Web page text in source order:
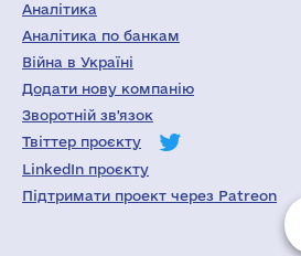
Аналітика
Аналітика по банкам
Війна в Україні
Додати нову компанію
Зворотній зв'язок
Твіттер проєкту
LinkedIn проєкту
Підтримати проект через Patreon